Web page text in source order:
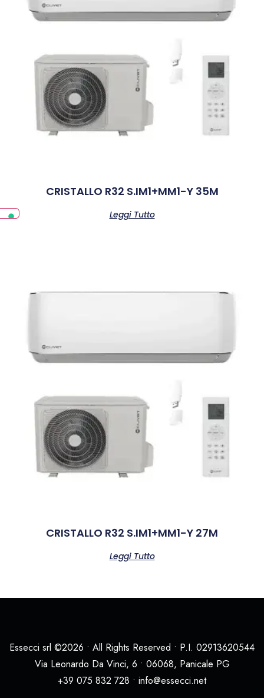
CRISTALLO R32 S.IM1+MM1-Y 35M
Leggi Tutto
CRISTALLO R32 S.IM1+MM1-Y 27M
Leggi Tutto
Essecci srl ©2026 • All Rights Reserved • P.I. 02913620544
Via Leonardo Da Vinci, 6 • 06068, Panicale PG
+39 075 832 728 • info@essecci.net